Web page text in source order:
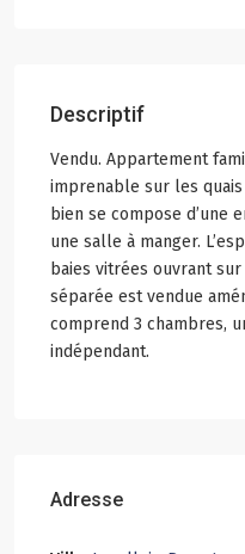
Descriptif
Vendu. Appartement
imprenable sur les quais
bien se compose d’une
une salle à manger.
baies vitrées ouvrant
séparée est vendue
comprend 3 chambres,
indépendant.
Adresse